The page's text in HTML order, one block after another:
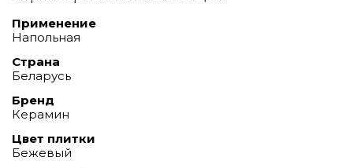
Применение
Напольная
Страна
Беларусь
Бренд
Керамин
Цвет плитки
Бежевый